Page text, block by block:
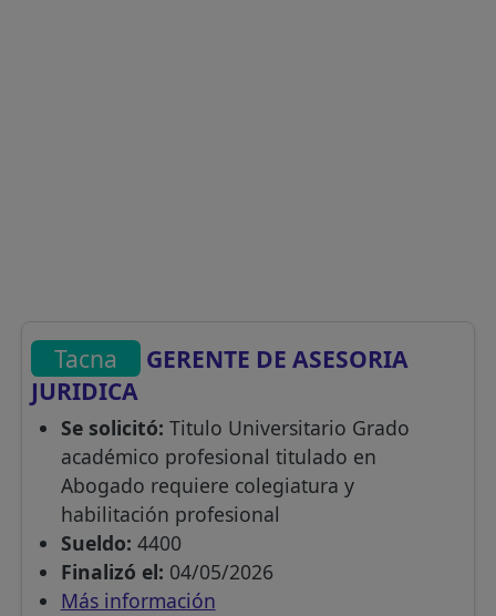
Tacna
GERENTE DE ASESORIA
JURIDICA
Se solicitó: Titulo Universitario Grado
académico profesional titulado en
Abogado requiere colegiatura y
habilitación profesional
Sueldo: 4400
Finalizó el: 04/05/2026
Más información